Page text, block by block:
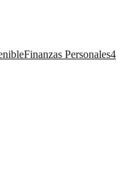
Finanzas Personales4